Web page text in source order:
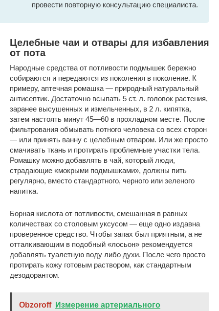
провести повторную консультацию специалиста.
Целебные чаи и отвары для избавления
от пота
Народные средства от потливости подмышек бережно
собираются и передаются из поколения в поколение. К
примеру, аптечная ромашка — природный натуральный
антисептик. Достаточно всыпать 5 ст. л. головок растения,
заранее высушенных и измельченных, в 2 л. кипятка,
затем настоять минут 45—60 в прохладном месте. После
фильтрования обмывать потного человека со всех сторон
— или принять ванну с целебным отваром. Или же просто
смачивать ткань и протирать проблемные участки тела.
Ромашку можно добавлять в чай, который люди,
страдающие «мокрыми подмышками», должны пить
регулярно, вместо стандартного, черного или зеленого
напитка.
Борная кислота от потливости, смешанная в равных
количествах со столовым уксусом — еще одно издавна
проверенное средство. Чтобы запах был приятным, а не
отталкивающим в подобный «лосьон» рекомендуется
добавлять туалетную воду либо духи. После чего просто
протирать кожу готовым раствором, как стандартным
дезодорантом.
Obzoroff
Измерение артериального